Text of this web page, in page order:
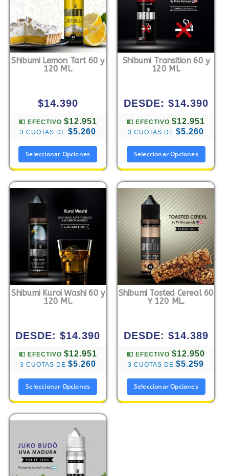
Shibumi Lemon Tart 60 y
120 Ml.
$14.390
💵 EFECTIVO $12.951
3 CUOTAS DE $5.260
Seleccionar Opciones
Shibumi Transition 60 y
120 Ml.
DESDE: $14.390
💵 EFECTIVO$12.951
3 CUOTAS DE$5.260
Seleccionar Opciones
Shibumi Kuroi Washi 60 y
120 Ml.
DESDE:$14.390
💵 EFECTIVO $12.951
3 CUOTAS DE $5.260
Seleccionar Opciones
Shibumi Tosted Cereal 60
Y 120 ML.
DESDE: $14.389
💵 EFECTIVO$12.950
3 CUOTAS DE$5.259
Seleccionar Opciones